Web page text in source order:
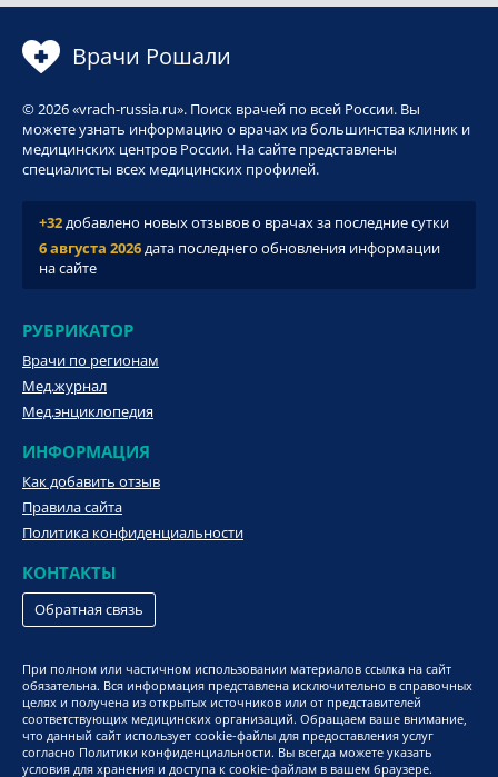
Врачи Рошали
© 2026 «vrach-russia.ru». Поиск врачей по всей России. Вы
можете узнать информацию о врачах из большинства клиник и
медицинских центров России. На сайте представлены
специалисты всех медицинских профилей.
+32добавлено новых отзывов о врачах за последние сутки
6 августа 2026дата последнего обновления информации
на сайте
РУБРИКАТОР
Врачи по регионам
Мед.журнал
Мед.энциклопедия
ИНФОРМАЦИЯ
Как добавить отзыв
Правила сайта
Политика конфиденциальности
КОНТАКТЫ
Обратная связь
При полном или частичном использовании материалов ссылка на сайт
обязательна. Вся информация представлена исключительно в справочных
целях и получена из открытых источников или от представителей
соответствующих медицинских организаций. Обращаем ваше внимание,
что данный сайт использует cookie-файлы для предоставления услуг
согласно Политики конфиденциальности. Вы всегда можете указать
условия для хранения и доступа к cookie-файлам в вашем браузере.